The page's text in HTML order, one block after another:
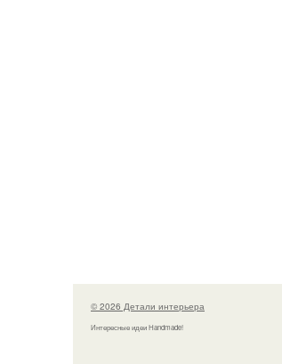
© 2026 Детали интерьера
Интересные идеи Handmade!